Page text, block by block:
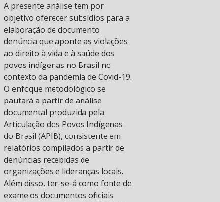
A presente análise tem por
objetivo oferecer subsídios para a
elaboração de documento
denúncia que aponte as violações
ao direito à vida e à saúde dos
povos indígenas no Brasil no
contexto da pandemia de Covid-19.
O enfoque metodológico se
pautará a partir de análise
documental produzida pela
Articulação dos Povos Indígenas
do Brasil (APIB), consistente em
relatórios compilados a partir de
denúncias recebidas de
organizações e lideranças locais.
Além disso, ter-se-á como fonte de
exame os documentos oficiais